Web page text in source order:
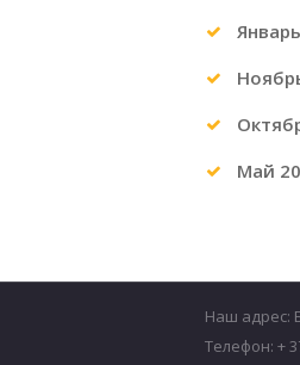
Январь
Май
Наш адрес:
Телефон: +